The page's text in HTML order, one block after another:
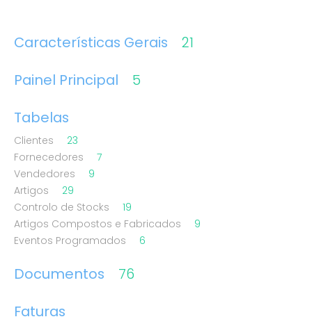
Características Gerais
21
Painel Principal
5
Tabelas
Clientes
23
Fornecedores
7
Vendedores
9
Artigos
29
Controlo de Stocks
19
Artigos Compostos e Fabricados
9
Eventos Programados
6
Documentos
76
Faturas